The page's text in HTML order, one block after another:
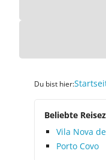
Du bist hier:
Beliebte
Vila Nova
Porto Covo